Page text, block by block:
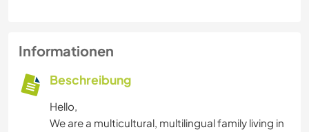
Informationen
Beschreibung
Hello,
We are a multicultural, multilingual family living in